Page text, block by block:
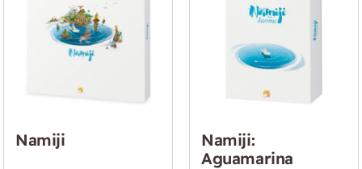
Namiji
Namiji:
Aguamarina